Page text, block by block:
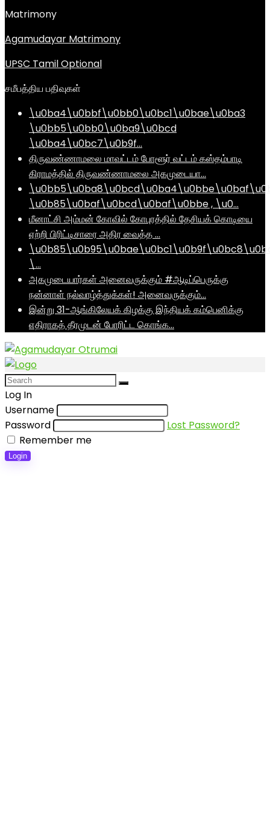
Matrimony
Agamudayar Matrimony
UPSC Tamil Optional
சமீபத்திய பதிவுகள்
\u0ba4\u0bbf\u0bb0\u0bc1\u0bae\u0ba3
\u0bb5\u0bb0\u0ba9\u0bcd
\u0ba4\u0bc7\u0b9f…
திருவண்ணாமலை மாவட்டம் போளூர் வட்டம் கஸ்தம்பாடி
கிராமத்தில் திருவண்ணாமலை அகமுடையா…
\u0b85\u0baf\u0bcd\u0baf\u0bbe , \u0…
மீனாட்சி அம்மன் கோவில் கோபுரத்தில் தேசியக் கொடியை
ஏற்றி பிரிட்டிசாரை அதிர வைத்த …
\…
அகமுடையார்கள் அனைவருக்கும் #ஆடிப்பெருக்கு
நன்னாள் நல்வாழ்த்துக்கள்! அனைவருக்கும்…
இன்று 31-ஆங்கிலேயக் கிழக்கு இந்தியக் கம்பெனிக்கு
எதிராகத் தீரமுடன் போரிட்ட கொங்க…
Log In
Username
Password
Lost Password?
Remember me
Login